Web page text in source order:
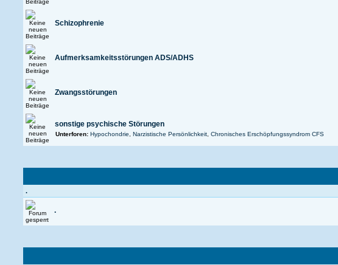
Schizophrenie
Aufmerksamkeitsstörungen ADS/ADHS
Zwangsstörungen
sonstige psychische Störungen
Unterforen:Hypochondrie ,Narzistische Persönlichkeit ,Chronisches Erschöpfungssyndrom CFS
.
.